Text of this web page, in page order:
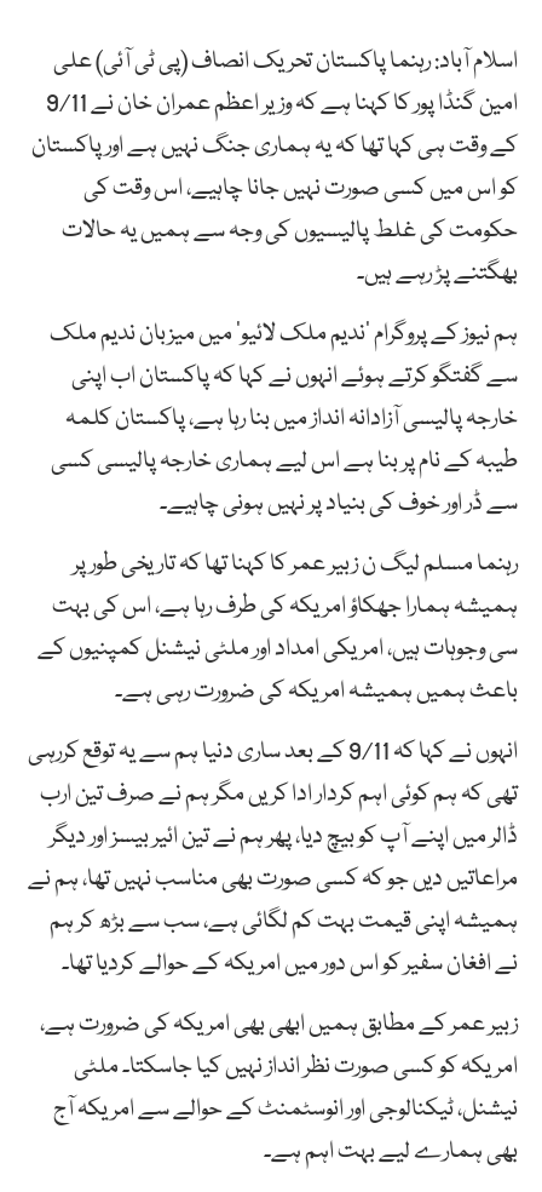
اسلام آباد: رہنما پاکستان تحریک انصاف (پی ٹی آئی) علی
امین گنڈا پور کا کہنا ہے کہ وزیر اعظم عمران خان نے 9/11
کے وقت ہی کہا تھا کہ یہ ہماری جنگ نہیں ہے اور پاکستان
کو اس میں کسی صورت نہیں جانا چاہیے، اس وقت کی
حکومت کی غلط پالیسیوں کی وجہ سے ہمیں یہ حالات
بھگتنے پڑ رہے ہیں۔
ہم نیوز کے پروگرام ’ندیم ملک لائیو‘ میں میزبان ندیم ملک
سے گفتگو کرتے ہوئے انہوں نے کہا کہ پاکستان اب اپنی
خارجہ پالیسی آزادانہ انداز میں بنا رہا ہے، پاکستان کلمہ
طیبہ کے نام پر بنا ہے اس لیے ہماری خارجہ پالیسی کسی
سے ڈر اور خوف کی بنیاد پر نہیں ہونی چاہیے۔
رہنما مسلم لیگ ن زبیر عمر کا کہنا تھا کہ تاریخی طور پر
ہمیشہ ہمارا جھکاؤ امریکہ کی طرف رہا ہے، اس کی بہت
سی وجوہات ہیں، امریکی امداد اور ملٹی نیشنل کمپنیوں کے
باعث ہمیں ہمیشہ امریکہ کی ضرورت رہی ہے۔
انہوں نے کہا کہ 9/11 کے بعد ساری دنیا ہم سے یہ توقع کررہی
تھی کہ ہم کوئی اہم کردار ادا کریں مگر ہم نے صرف تین ارب
ڈالر میں اپنے آپ کو بیچ دیا، پھر ہم نے تین ائیر بیسز اور دیگر
مراعاتیں دیں جو کہ کسی صورت بھی مناسب نہیں تھا، ہم نے
ہمیشہ اپنی قیمت بہت کم لگائی ہے، سب سے بڑھ کر ہم
نے افغان سفیر کو اس دور میں امریکہ کے حوالے کردیا تھا۔
زبیر عمر کے مطابق ہمیں ابھی بھی امریکہ کی ضرورت ہے،
امریکہ کو کسی صورت نظر انداز نہیں کیا جاسکتا۔ ملٹی
نیشنل، ٹیکنالوجی اور انوسٹمنٹ کے حوالے سے امریکہ آج
بھی ہمارے لیے بہت اہم ہے۔